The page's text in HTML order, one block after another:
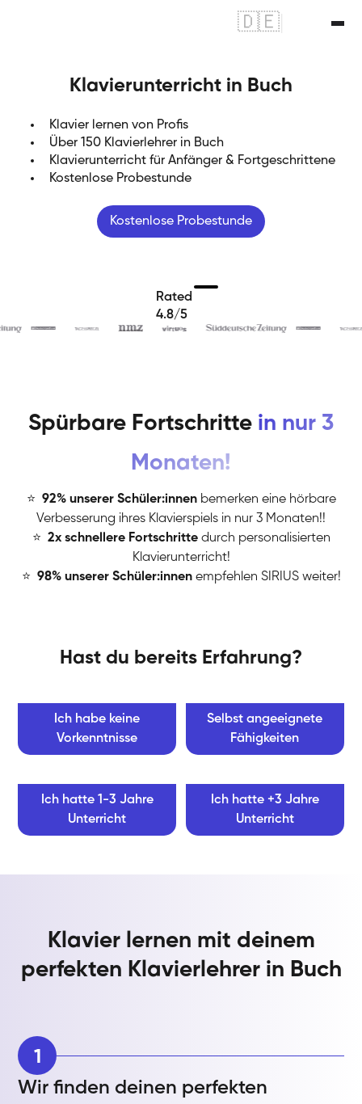
🇩🇪
Klavierunterricht in Buch
Klavier lernen von Profis
Über 150 Klavierlehrer in Buch
Klavierunterricht für Anfänger & Fortgeschrittene
Kostenlose Probestunde
Kostenlose Probestunde
Rated
4.8/5
Spürbare Fortschritte in nur 3
Monaten!
⭐ 92% unserer Schüler:innen bemerken eine hörbare
Verbesserung ihres Klavierspiels in nur 3 Monaten!!
⭐ 2x schnellere Fortschritte durch personalisierten
Klavierunterricht!
⭐ 98% unserer Schüler:innen empfehlen SIRIUS weiter!
Hast du bereits Erfahrung?
Ich habe keine
Vorkenntnisse
Selbst angeeignete
Fähigkeiten
Ich hatte 1-3 Jahre
Unterricht
Ich hatte +3 Jahre
Unterricht
Klavier lernen mit deinem
perfekten Klavierlehrer in Buch
1
Wir finden deinen perfekten